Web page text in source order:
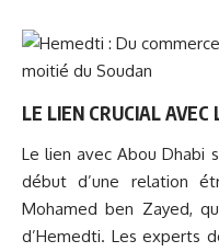
LE LIEN CRUCIAL
Le lien avec Abou Dhabi
début d’une relation
Mohamed ben Zayed,
d’Hemedti. Les experts